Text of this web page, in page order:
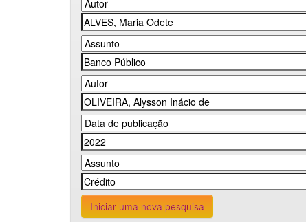
Iniciar uma nova pesquisa